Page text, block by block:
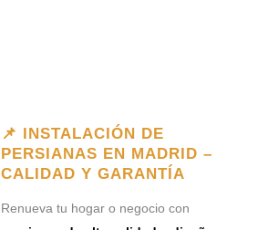
📌 INSTALACIÓN DE
PERSIANAS EN MADRID –
CALIDAD Y GARANTÍA
Renueva tu hogar o negocio con